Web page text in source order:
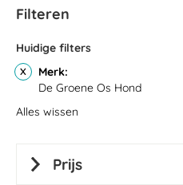
Filteren
Huidige filters
Merk
De Groene Os Hond
Alles wissen
Prijs